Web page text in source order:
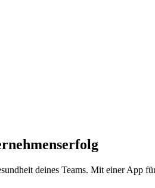
deines Teams. Mit einer App